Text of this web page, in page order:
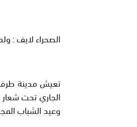
الصحراء لايف :
الجاري تحت
وعيد الشباب